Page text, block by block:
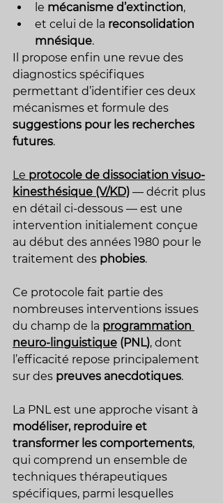
le mécanisme d’extinction,
et celui de la reconsolidation
mnésique.
Il propose enfin une revue des
diagnostics spécifiques
permettant d’identifier ces deux
mécanismes et formule des
suggestions pour les recherches
futures.
Le protocole de dissociation visuo-
kinesthésique (V/KD) — décrit plus
en détail ci-dessous — est une
intervention initialement conçue
au début des années 1980 pour le
traitement des phobies.
Ce protocole fait partie des
nombreuses interventions issues
du champ de la programmation
neuro-linguistique (PNL), dont
l’efficacité repose principalement
sur des preuves anecdotiques.
La PNL est une approche visant à
modéliser, reproduire et
transformer les comportements,
qui comprend un ensemble de
techniques thérapeutiques
spécifiques, parmi lesquelles